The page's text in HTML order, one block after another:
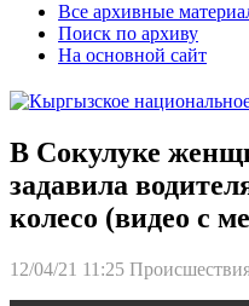
Все архивные
Поиск по архиву
На основной сайт
В Сокулуке
задавила
колесо (видео с
12/04/21 11:25